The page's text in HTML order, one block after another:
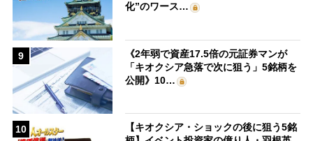
化”のワース…
9
《2年弱で資産17.5倍の元証券マンが
「キオクシア急落で次に狙う」5銘柄を
公開》10…
10
【キオクシア・ショックの後に狙う5銘